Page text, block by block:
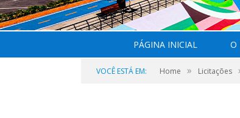
PÁGINA INICIAL O
VOCÊ ESTÁ EM: Home » Licitações